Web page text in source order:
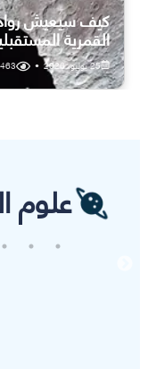
كيف سيعيش رواد
القمرية
25 يوليو، 2026 •
463
علوم